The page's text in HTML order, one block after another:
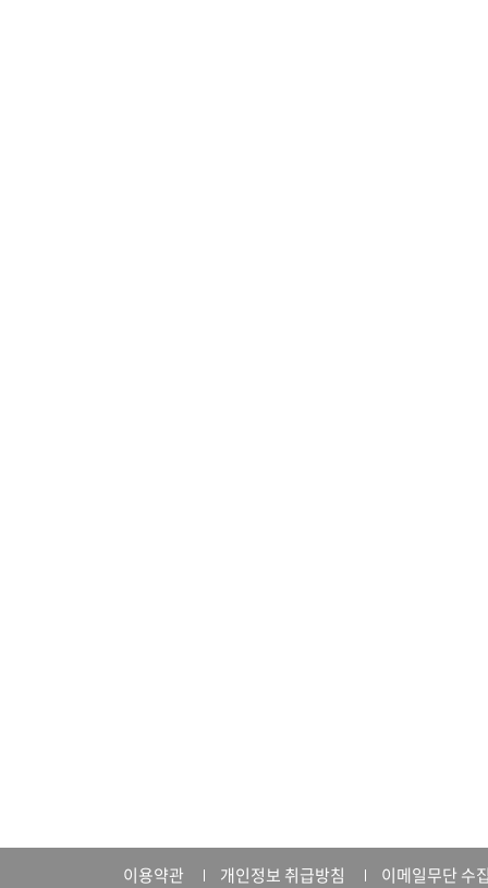
이용약관 개인정보 취급방침 이메일무단 수